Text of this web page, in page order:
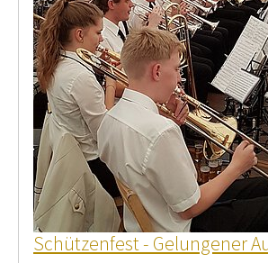
Schützenfest - Gelungener